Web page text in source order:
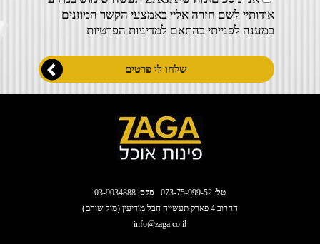
אודותיי לשם חזרה אליי באמצעי הקשר המוזנים
במענה לפנייתי בהתאם למדיניות הפרטיות
טל:
073-75-999-52 פקס: 03-9034888
החרוב 4 פארק תעשייה חבל מודיעין (מול שוהם)
info@zaga.co.il